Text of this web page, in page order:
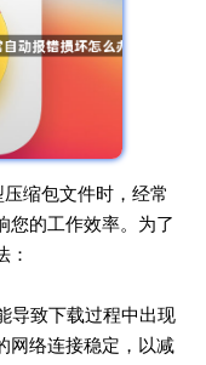
缩包文件时，经常
您的工作效率。为了
：
导致下载过程中出现
网络连接稳定，以减